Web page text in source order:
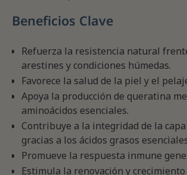
Beneficios Clave
Refuerza la resistencia natural
arestines y condiciones húmedas.
Favorece la salud de la piel y el
Apoya la producción de queratina
aminoácidos esenciales.
Contribuye a la integridad de la
gracias a los ácidos grasos
Promueve la respuesta inmune
Estimula la renovación y